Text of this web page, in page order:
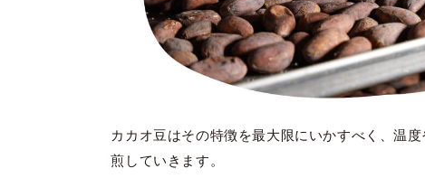
カカオ豆はその特徴を最大限にいかすべく、温
煎していきます。